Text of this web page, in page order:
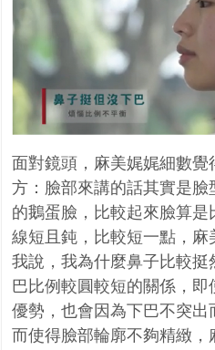
面對鏡頭，麻美娓娓細數
方：臉部來講的話其實是
的鵝蛋臉，比較起來臉算
線短且鈍，比較短一點，麻
我說，我為什麼鼻子比較
巴比例較圓較短的關係，
優勢，也會因為下巴不突出
而使得臉部輪廓不夠精緻